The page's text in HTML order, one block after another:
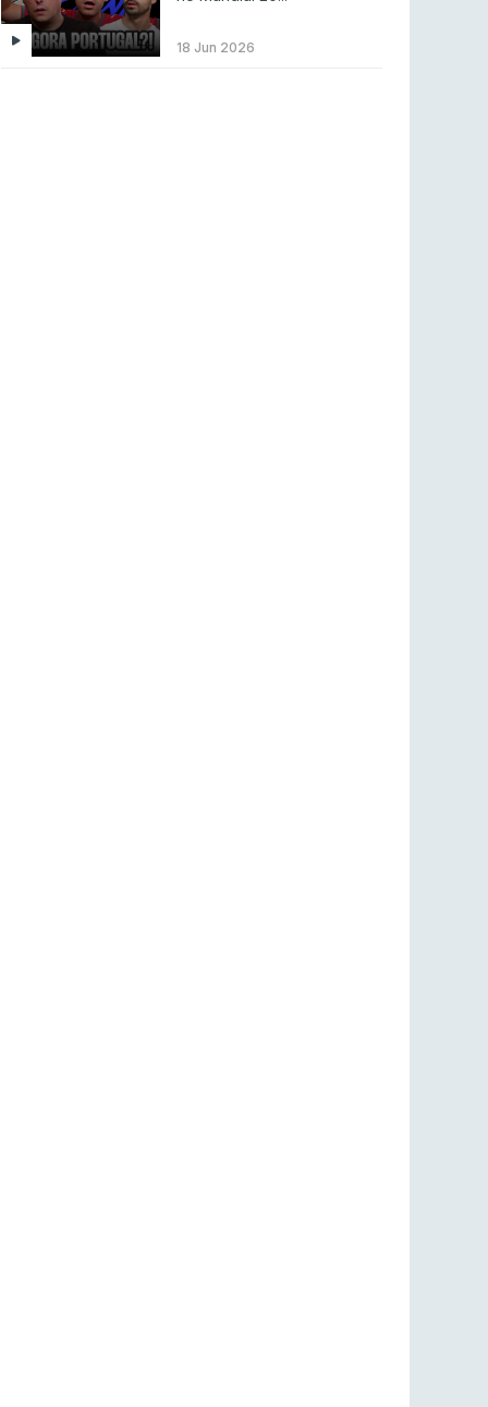
BLAST Bounty S2 na RTP Arena: Regressa o
melhor Counter-Strike
18 Jun 2026